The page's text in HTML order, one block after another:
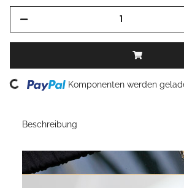
Loading... Komponenten werden
Beschreibung